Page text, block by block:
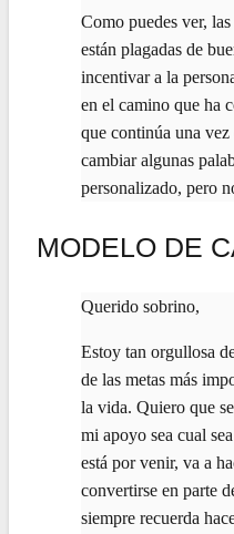
Como puedes ver,
están plagadas de
incentivar a la
en el camino que ha
que continúa una vez
cambiar algunas
personalizado, pero
MODELO DE
Querido sobrino,
Estoy tan orgullosa
de las metas más
la vida. Quiero que
mi apoyo sea cual
está por venir, va a
convertirse en parte
siempre recuerda